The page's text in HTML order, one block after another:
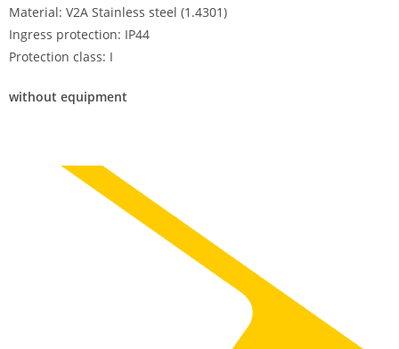
Material: V2A Stainless steel (1.4301)
Ingress protection: IP44
Protection class: I
without equipment